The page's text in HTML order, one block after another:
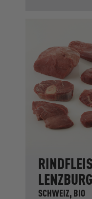
LENZBURG
SCHWEIZ, BIO